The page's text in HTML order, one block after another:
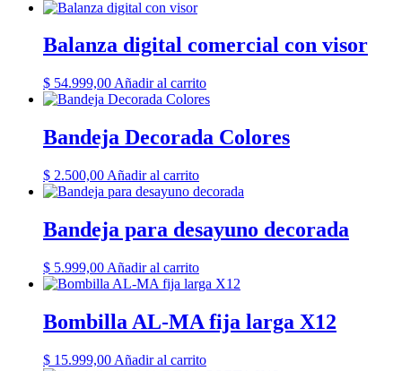
Balanza digital comercial con visor
$ 54.999,00 Añadir al carrito
Bandeja Decorada Colores
$ 2.500,00 Añadir al carrito
Bandeja para desayuno decorada
$ 5.999,00 Añadir al carrito
Bombilla AL-MA fija larga X12
$ 15.999,00 Añadir al carrito